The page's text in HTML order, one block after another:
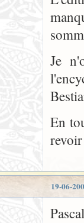
Je
En
19-06-